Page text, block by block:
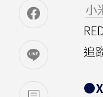
小
追